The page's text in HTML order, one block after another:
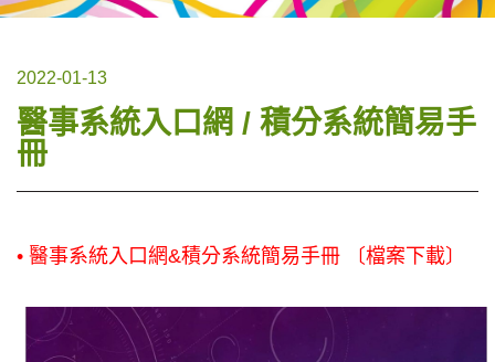
2022-01-13
醫事系統入口網 / 積分系統簡易手
冊
• 醫事系統入口網&積分系統簡易手冊 〔檔案下載〕